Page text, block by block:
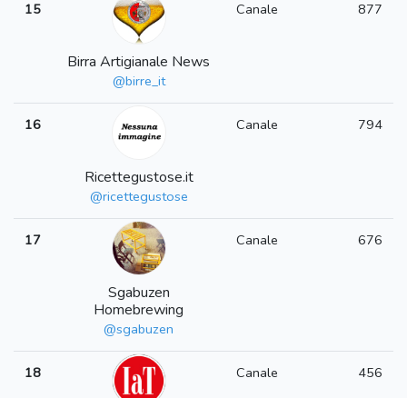
15
Birra Artigianale News
@birre_it
Canale 877
16
Ricettegustose.it
@ricettegustose
Canale 794
17
Sgabuzen
Homebrewing
@sgabuzen
Canale 676
18 Canale 456